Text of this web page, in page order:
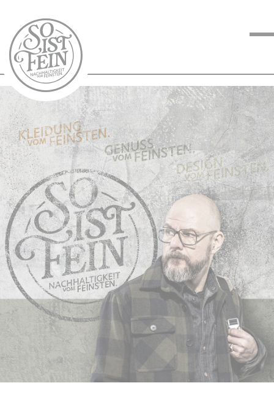
NACHHALTIGKEIT
VOM FEINSTEN
KOCHEN VOM
FEINSTEN
BLOG
KONTAKT